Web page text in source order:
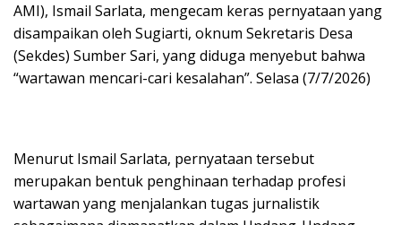
AMI), Ismail Sarlata, mengecam keras pernyataan yang
disampaikan oleh Sugiarti, oknum Sekretaris Desa
(Sekdes) Sumber Sari, yang diduga menyebut bahwa
“wartawan mencari-cari kesalahan”. Selasa (7/7/2026)
Menurut Ismail Sarlata, pernyataan tersebut
merupakan bentuk penghinaan terhadap profesi
wartawan yang menjalankan tugas jurnalistik